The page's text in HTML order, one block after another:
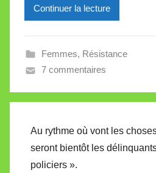
l
a
l
e
Continuer la lecture
Femmes, Résistance
7 commentaires
Au rythme où vont les
seront bientôt les
policiers ».